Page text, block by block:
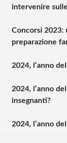
intervenire
Concorsi 2023:
preparazione
2024, l’anno
2024, l’anno
insegnanti?
2024, l’anno